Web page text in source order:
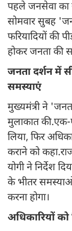
पहले जनसेवा का
सोमवार सुबह
फरियादियों की
होकर जनता की
जनता दर्शन में
समस्याएं
मुख्यमंत्री ने
मुलाकात की.एक-
लिया, फिर
कराने को
योगी ने निर्देश
के भीतर
करना होगा।
अधिकारियों को